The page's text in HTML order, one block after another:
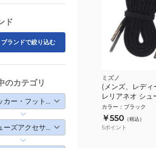
ミズノ
(メンズ、レデ
レリアネオ シュ
P1GZ201109
カラー ： ブラック
￥550 （税込）
5ポイント
ド
ブランドで絞り込む
のカテゴリ
サッカー・フットサル
シューズアクセサリー